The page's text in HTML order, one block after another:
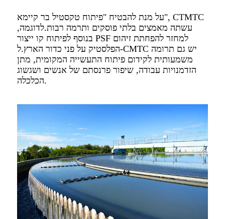
על מנת להבטיח "פיתוח טקסטיל בר קיימא", CTMTC
עשתה מאמצים בלתי פוסקים ותרמה רבות.לדוגמה,
בנוסף לפיתוח קו ייצור PSF למחזר להפחתת זיהום
הפלסטיק על פני כדור הארץ.ל-CMTC יש גם תרומה
משמעותית לקידום פיתוח התעשייה המקומית, מתן
הזדמנויות עבודה, שיפור פרנסתם של אנשים ושגשוג
הכלכלה.